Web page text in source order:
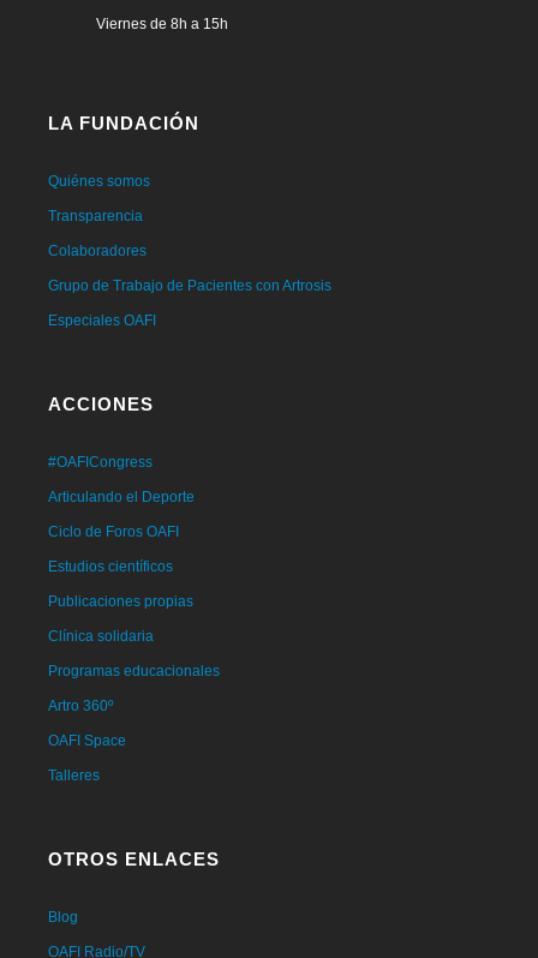
Viernes de 8h a 15h
LA FUNDACIÓN
Quiénes somos
Transparencia
Colaboradores
Grupo de Trabajo de Pacientes con Artrosis
Especiales OAFI
ACCIONES
#OAFICongress
Articulando el Deporte
Ciclo de Foros OAFI
Estudios científicos
Publicaciones propias
Clínica solidaria
Programas educacionales
Artro 360º
OAFI Space
Talleres
OTROS ENLACES
Blog
OAFI Radio/TV